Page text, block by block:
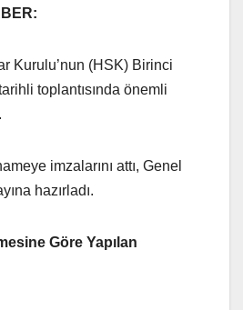
Kurulu’nun (HSK) Birinci
toplantısında önemli
imzalarını attı, Genel
hazırladı.
Göre Yapılan